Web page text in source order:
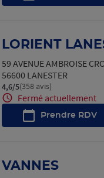
LORIENT
59 AVENUE AMBROISE
56600 LANESTER
4,6/5Note de 4.6 sur 5
(358 avis)
Fermé actuellement
Prendre RDV
VANNES